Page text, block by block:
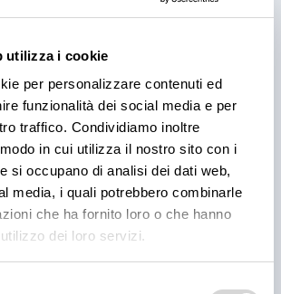
utilizza i cookie
per personalizzare contenuti ed
funzionalità dei social media e per
traffico. Condividiamo inoltre
in cui utilizza il nostro sito con i
si occupano di analisi dei dati web,
media, i quali potrebbero combinarle
che ha fornito loro o che hanno
dei loro servizi.
come preparare e
costine di maiale
e cuocere le BBQ ribs per il
alla cottura e confronta le
e precotte nel catalogo Polo.